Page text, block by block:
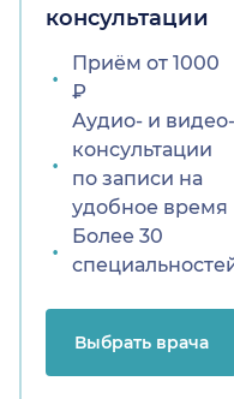
консультации
Приём от 1000
₽
Аудио- и видео-
консультации
по записи на
удобное время
Более 30
Выбрать врача